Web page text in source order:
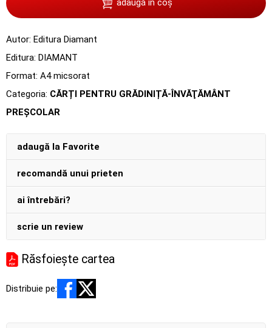
adaugă în coș
Autor: Editura Diamant
Editura: DIAMANT
Format: A4 micsorat
Categoria: CĂRȚI PENTRU GRĂDINIȚĂ-ÎNVĂŢĂMÂNT
PREŞCOLAR
adaugă la Favorite
recomandă unui prieten
ai întrebări?
scrie un review
Răsfoiește cartea
Distribuie pe: